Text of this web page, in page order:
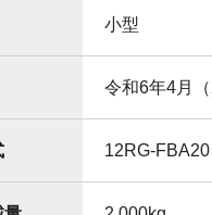
小型
令和6年4月（
12RG-FBA20